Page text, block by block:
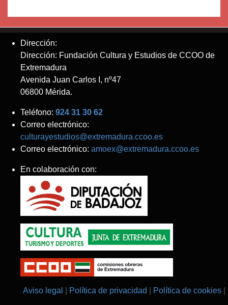
Dirección:
Dirección: Fundación Cultura y Estudios de CCOO de
Extremadura
Avenida Juan Carlos I, nº47
06800 Mérida.
Teléfono: 924 31 30 62
Correo electrónico:
culturayestudios@extremadura.ccoo.es
Correo electrónico: amoex@extremadura.ccoo.es
En colaboración con:
Aviso legal Política de privacidad Política de cookies